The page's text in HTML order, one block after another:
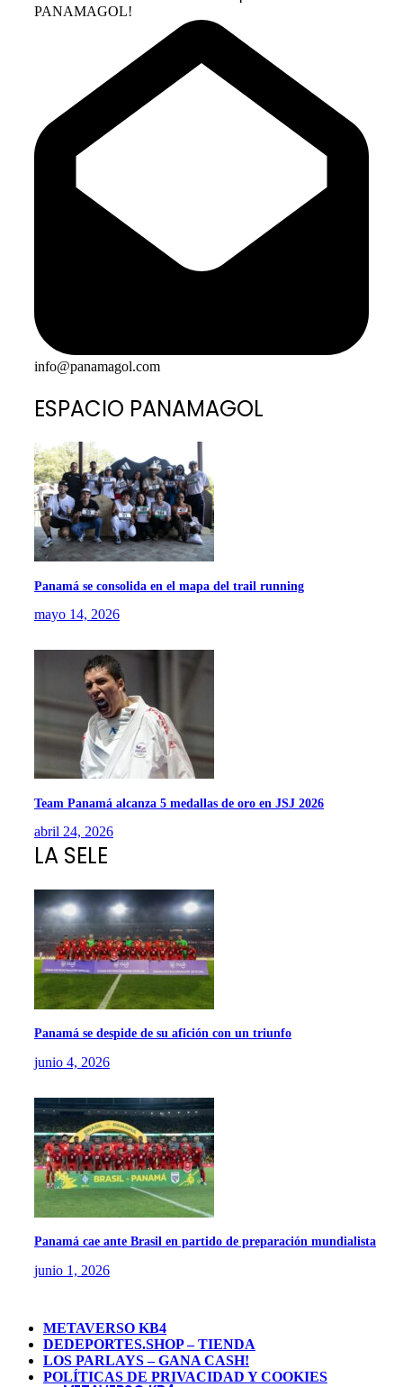
PANAMAGOL!
info@panamagol.com
ESPACIO PANAMAGOL
Panamá se consolida en el mapa del trail running
mayo 14, 2026
Team Panamá alcanza 5 medallas de oro en JSJ 2026
abril 24, 2026
LA SELE
Panamá se despide de su afición con un triunfo
junio 4, 2026
Panamá cae ante Brasil en partido de preparación mundialista
junio 1, 2026
METAVERSO KB4
DEDEPORTES.SHOP – TIENDA
LOS PARLAYS – GANA CASH!
POLÍTICAS DE PRIVACIDAD Y COOKIES